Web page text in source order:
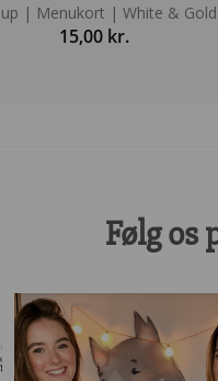
| Menukort | White & Gold
15,00 kr.
Følg os